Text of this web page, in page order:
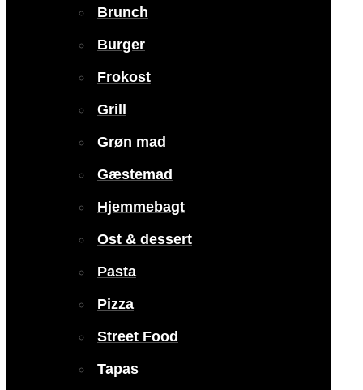
Brunch
Burger
Frokost
Grill
Grøn mad
Gæstemad
Hjemmebagt
Ost & dessert
Pasta
Pizza
Street Food
Tapas